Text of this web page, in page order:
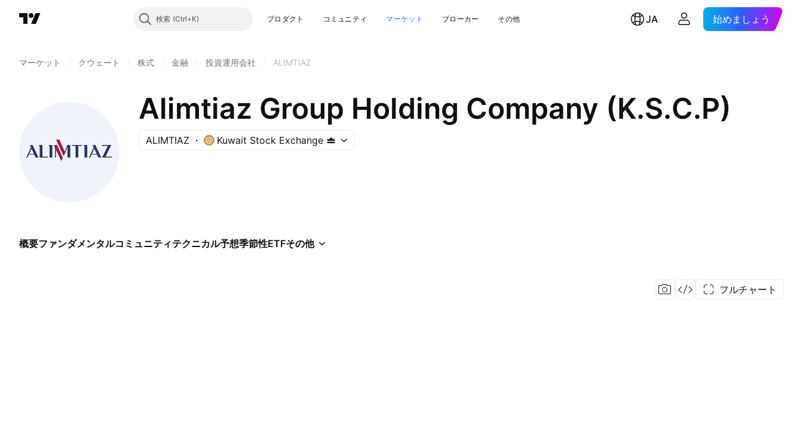
検索 プロダクト コミュニティ マーケット ブローカー その他 JA 始めましょう
マーケット クウェート 株式 金融 投資運用会社 ALIMTIAZ
Alimtiaz Group Holding Company (K.S.C.P)
ALIMTIAZ Kuwait Stock Exchange
概要ファンダメンタルコミュニティテクニカル予想季節性ETFその他
フルチャート